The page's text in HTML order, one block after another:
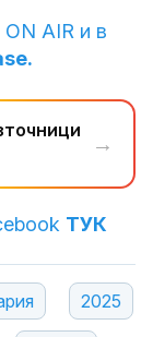
AIR и в
→
ТУК
2025